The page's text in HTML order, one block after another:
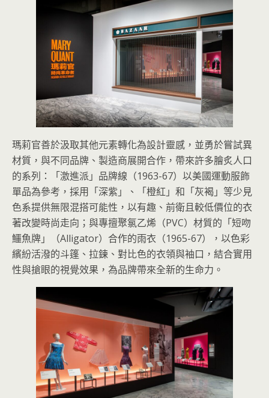
瑪莉官善於汲取其他元素轉化為設計靈感，並勇於嘗試異
材質，與不同品牌、製造商展開合作，帶來許多膾炙人口
的系列：「激進派」品牌線（1963-67）以美國運動服飾
單品為參考，採用「深紫」、「橙紅」和「灰褐」等少見
色系提供無限混搭可能性，以有趣、前衛且較低價位的衣
著改變時尚走向；與專擅聚氯乙烯（PVC）材質的「短吻
鱷魚牌」（Alligator）合作的雨衣（1965-67），以色彩
繽紛活潑的斗篷、拉鍊、對比色的衣領與袖口，結合實用
性與搶眼的視覺效果，為品牌帶來全新的生命力。